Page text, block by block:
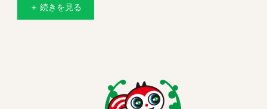
＋ 続きを見る